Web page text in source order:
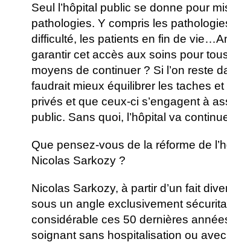
Seul l’hôpital public se donne pour
pathologies. Y compris les
difficulté, les patients en fin de
garantir cet accès aux soins pour
moyens de continuer ? Si l’on reste
faudrait mieux équilibrer les taches
privés et que ceux-ci s’engagent à
public. Sans quoi, l’hôpital va
Que pensez-vous de la réforme de
Nicolas Sarkozy ?
Nicolas Sarkozy, à partir d’un fait
sous un angle exclusivement
considérable ces 50 dernières
soignant sans hospitalisation ou